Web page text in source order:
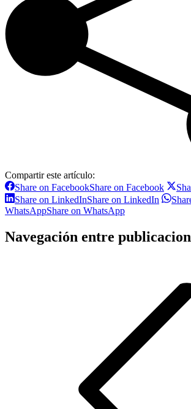
Compartir este artículo:
Share on FacebookShare on Facebook
Share on LinkedInShare on LinkedIn
WhatsAppShare on WhatsApp
Navegación entre